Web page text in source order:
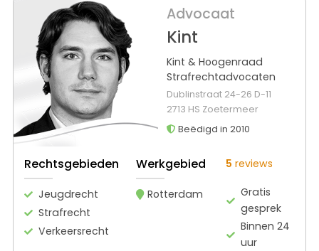
Advocaat
Kint
Kint & Hoogenraad
Strafrechtadvocaten
Dublinstraat 24-26 D-11
2713 HS Zoetermeer
Beëdigd in 2010
Rechtsgebieden
Jeugdrecht
Strafrecht
Verkeersrecht
Werkgebied
Rotterdam
5 reviews
Gratis
gesprek
Binnen 24
uur